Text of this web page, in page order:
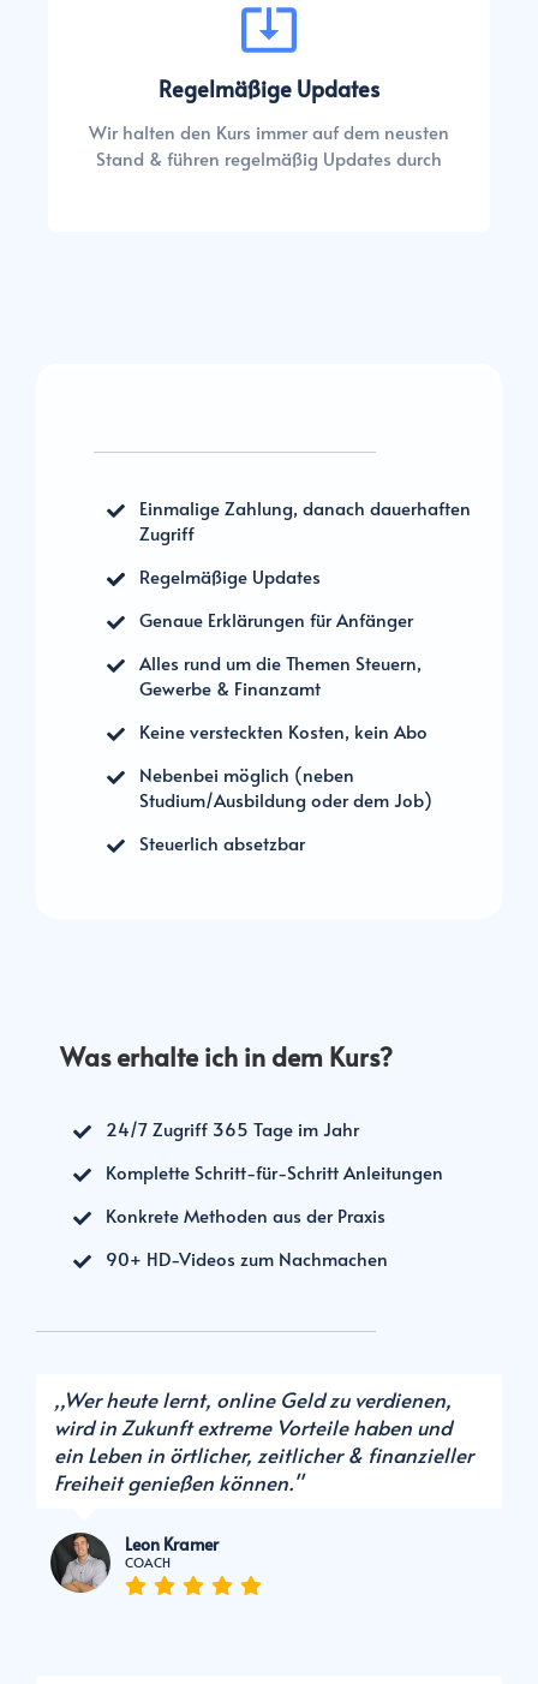
Regelmäßige Updates
Wir halten den Kurs immer auf dem neusten
Stand & führen regelmäßig Updates durch
Einmalige Zahlung, danach dauerhaften
Zugriff
Regelmäßige Updates
Genaue Erklärungen für Anfänger
Alles rund um die Themen Steuern,
Gewerbe & Finanzamt
Keine versteckten Kosten, kein Abo
Nebenbei möglich (neben
Studium/Ausbildung oder dem Job)
Steuerlich absetzbar
Was erhalte ich in dem Kurs?
24/7 Zugriff 365 Tage im Jahr
Komplette Schritt-für-Schritt Anleitungen
Konkrete Methoden aus der Praxis
90+ HD-Videos zum Nachmachen
,,Wer heute lernt, online Geld zu verdienen,
wird in Zukunft extreme Vorteile haben und
ein Leben in örtlicher, zeitlicher & finanzieller
Freiheit genießen können.''
Leon Kramer
COACH